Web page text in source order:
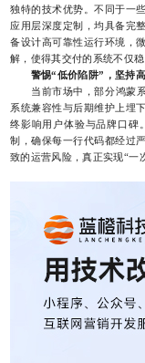
独特的技术优势。不同于一
应用层深度定制，均具备完
备设计高可靠性运行环境，
解，使得其交付的系统不仅
警惕“低价陷阱”，坚持
当前市场中，部分鸿蒙系
系统兼容性与后期维护上埋
终影响用户体验与品牌口碑
制，确保每一行代码都经过
致的运营风险，真正实现“一